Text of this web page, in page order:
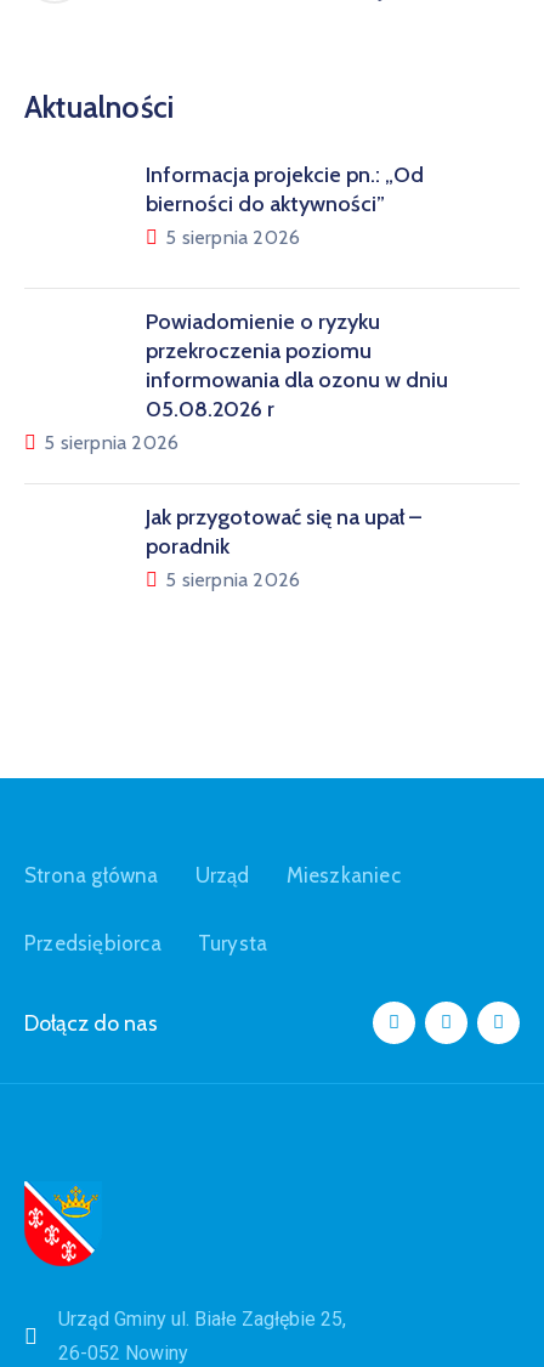
Aktualności
Informacja projekcie pn.: „Od
bierności do aktywności”
5 sierpnia 2026
Powiadomienie o ryzyku
przekroczenia poziomu
informowania dla ozonu w dniu
05.08.2026 r
5 sierpnia 2026
Jak przygotować się na upał –
poradnik
5 sierpnia 2026
Strona główna Urząd Mieszkaniec
Przedsiębiorca Turysta
Dołącz do nas
Urząd Gminy ul. Białe Zagłębie 25,
26-052 Nowiny